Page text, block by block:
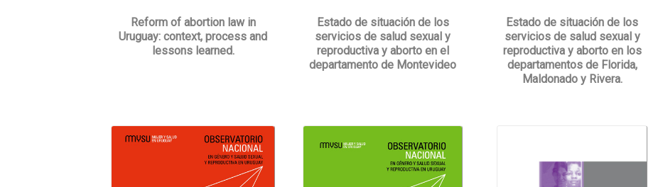
Reform of abortion law in
Uruguay: context, process and
lessons learned.
Estado de situación de los
servicios de salud sexual y
reproductiva y aborto en el
departamento de Montevideo
Estado de situación de los
servicios de salud sexual y
reproductiva y aborto en los
departamentos de Florida,
Maldonado y Rivera.